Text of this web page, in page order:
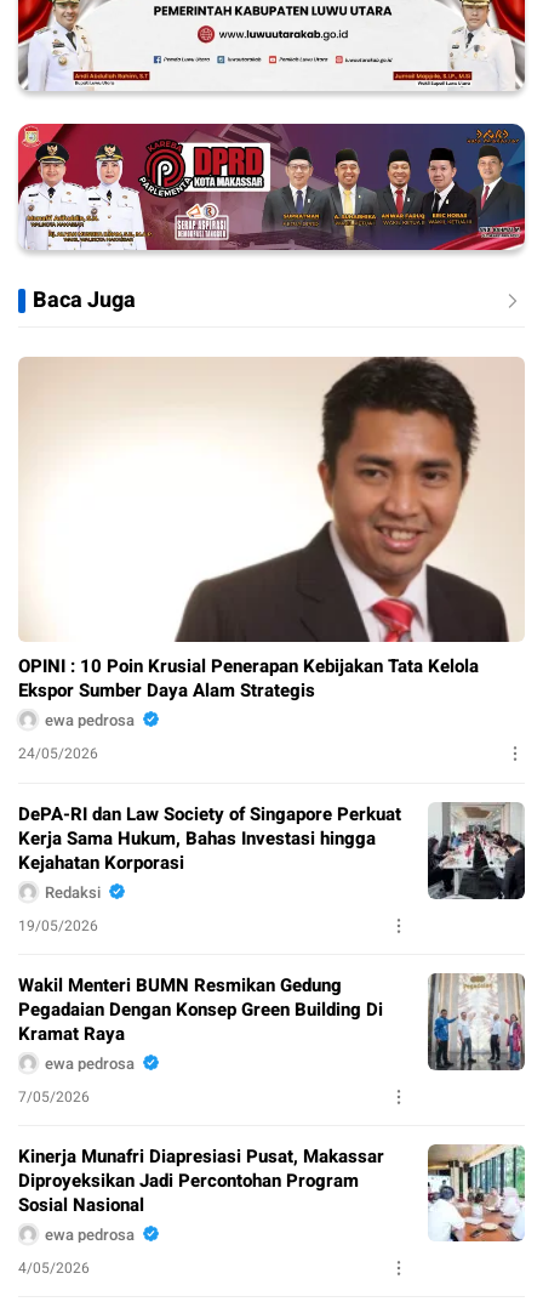
Baca Juga
OPINI : 10 Poin Krusial Penerapan Kebijakan Tata Kelola
Ekspor Sumber Daya Alam Strategis
ewa pedrosa
24/05/2026
DePA-RI dan Law Society of Singapore Perkuat
Kerja Sama Hukum, Bahas Investasi hingga
Kejahatan Korporasi
Redaksi
19/05/2026
Wakil Menteri BUMN Resmikan Gedung
Pegadaian Dengan Konsep Green Building Di
Kramat Raya
ewa pedrosa
7/05/2026
Kinerja Munafri Diapresiasi Pusat, Makassar
Diproyeksikan Jadi Percontohan Program
Sosial Nasional
ewa pedrosa
4/05/2026